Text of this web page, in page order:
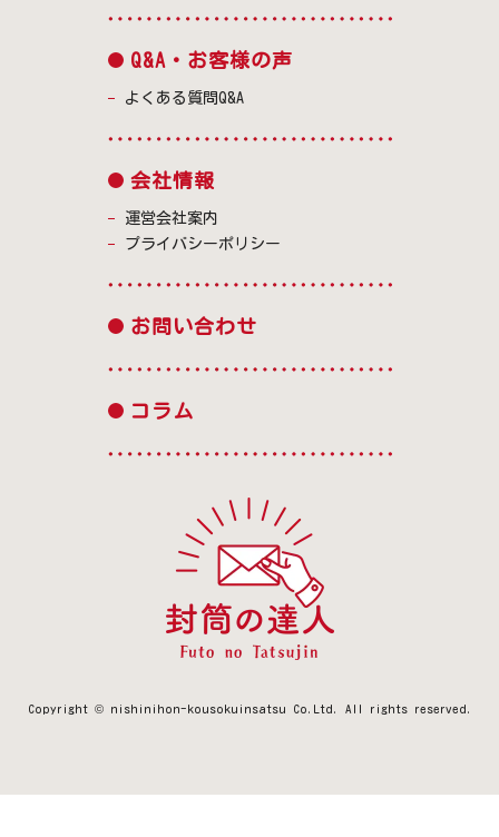
Q&A・お客様の声
よくある質問Q&A
会社情報
運営会社案内
プライバシーポリシー
お問い合わせ
コラム
Copyright © nishinihon-kousokuinsatsu Co.Ltd. All rights reserved.